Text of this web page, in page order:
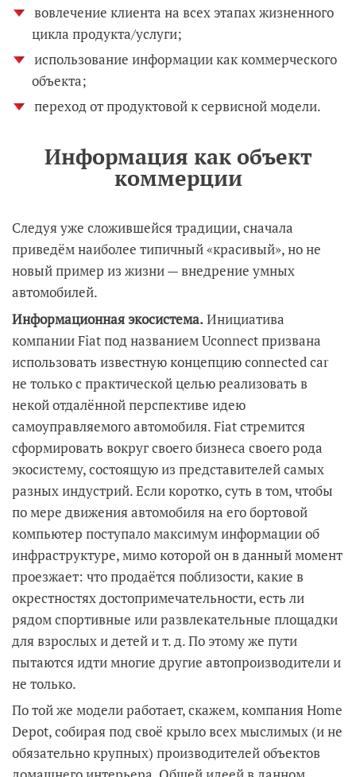
вовлечение клиента на всех этапах жизненного
цикла продукта/услуги;
использование информации как коммерческого
объекта;
переход от продуктовой к сервисной модели.
Информация как объект
коммерции
Следуя уже сложившейся традиции, сначала
приведём наиболее типичный «красивый», но не
новый пример из жизни — внедрение умных
автомобилей.
Информационная экосистема.Инициатива
компании Fiat под названием Uconnect призвана
использовать известную концепцию connected car
не только с практической целью реализовать в
некой отдалённой перспективе идею
самоуправляемого автомобиля. Fiat стремится
сформировать вокруг своего бизнеса своего рода
экосистему, состоящую из представителей самых
разных индустрий. Если коротко, суть в том, чтобы
по мере движения автомобиля на его бортовой
компьютер поступало максимум информации об
инфраструктуре, мимо которой он в данный момент
проезжает: что продаётся поблизости, какие в
окрестностях достопримечательности, есть ли
рядом спортивные или развлекательные площадки
для взрослых и детей и т. д. По этому же пути
пытаются идти многие другие автопроизводители и
не только.
По той же модели работает, скажем, компания Home
Depot, собирая под своё крыло всех мыслимых (и не
обязательно крупных) производителей объектов